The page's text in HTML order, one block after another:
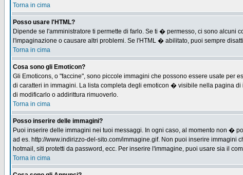
Torna in cima
Posso usare l'HTML?
Dipende se l'amministratore ti permette di farlo. Se ti � permesso, ci sono alcuni
l'impaginazione o causare altri problemi. Se l'HTML � abilitato, puoi sempre
Torna in cima
Cosa sono gli Emoticon?
Gli Emoticons, o "faccine", sono piccole immagini che possono essere usate per
di caratteri in immagini. La lista completa degli emoticon � visibile nella pagina
di modificarlo o addirittura rimuoverlo.
Torna in cima
Posso inserire delle immagini?
Puoi inserire delle immagini nei tuoi messaggi. In ogni caso, al momento non �
ad es. http://www.indirizzo-del-sito.com/immagine.gif. Non puoi inserire
hotmail, siti protetti da password, ecc. Per inserire l'immagine, puoi usare sia il
Torna in cima